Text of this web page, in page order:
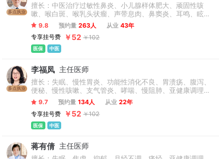
多点执业
擅长：中医治疗过敏性鼻炎、小儿腺样体肥大、顽固性咳
嗽、喉白斑、喉乳头状瘤、声带息肉、鼻窦炎、耳鸣、眩
晕、复发性口腔溃疡、口腔黏膜扁平苔癣、口腔黏膜白斑病
以及鼻咽癌、喉癌放化疗后的治疗等。
9.8 预约量 263人 从业 43年
专享挂号费
￥52 ￥102
医保 中医
多点执业
李福凤 主任医师
擅长：失眠、慢性胃炎、功能性消化不良、胃溃疡、腹泻、
便秘、慢性咳嗽、支气管炎、哮喘、慢阻肺、亚健康调理及
术后或慢性虚症损的中医调理和膏方调理等。
9.7 预约量 134人 从业 22年
专享挂号费
￥52 ￥102
医保 中医
蒋有倩 主任医师